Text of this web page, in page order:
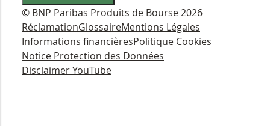
© BNP Paribas Produits de Bourse 2026
RéclamationGlossaireMentions Légales
Informations financièresPolitique Cookies
Notice Protection des Données
Disclaimer YouTube